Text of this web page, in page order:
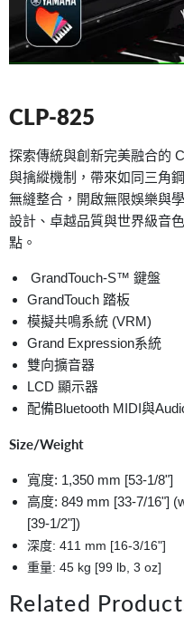
CLP-825
探索傳統與創新完美融合的
與擒縱機制，帶來如同三角
無縫整合，開啟無限娛樂與
設計、卓越品質與世界級音
點。
GrandTouch-S™ 鍵盤
GrandTouch 踏板
模擬共鳴系統 (VRM)
Grand Expression系統
雙向擴音器
LCD 顯示器
配備Bluetooth MIDI與
Size/Weight
寬度: 1,350 mm [53-1/8"]
高度: 849 mm [33-7/16"]
[39-1/2"])
深度: 411 mm [16-3/16"]
重量: 45 kg [99 lb, 3 oz]
Related